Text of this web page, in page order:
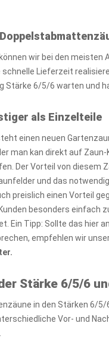
wir bei den
Lieferzeit
6/5/6 warten und
als Einzelteile
einen neuen
man kan direkt auf
Der Vorteil von
und das
preislich einen Vorteil
besonders einfach
Ein Tipp: Sollte das
empfehlen wir
Stärke 6/5/6
in den Stärken 6/
Vor- und